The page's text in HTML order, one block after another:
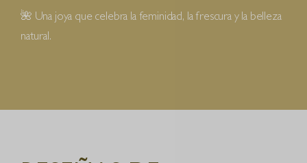
🌺 Una joya que celebra la feminidad, la frescura y la belleza
natural.